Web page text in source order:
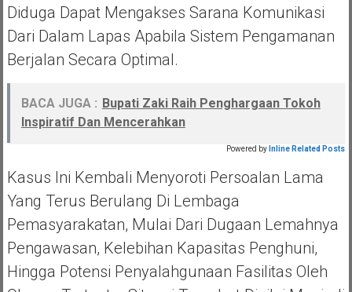
Diduga Dapat Mengakses Sarana Komunikasi
Dari Dalam Lapas Apabila Sistem Pengamanan
Berjalan Secara Optimal.
BACA JUGA : Bupati Zaki Raih Penghargaan Tokoh
Inspiratif Dan Mencerahkan
Powered by Inline Related Posts
Kasus Ini Kembali Menyoroti Persoalan Lama
Yang Terus Berulang Di Lembaga
Pemasyarakatan, Mulai Dari Dugaan Lemahnya
Pengawasan, Kelebihan Kapasitas Penghuni,
Hingga Potensi Penyalahgunaan Fasilitas Oleh